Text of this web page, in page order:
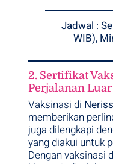
Jadwal : Senin–Sabtu (14.00–18.00
WIB),
2. Sertifikat
Perjalanan
Vaksinasi di
memberikan
juga dilengkapi
yang diakui untuk
Dengan vaksinasi